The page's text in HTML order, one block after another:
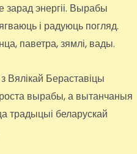
энергіі. Вырабы
і радуюць погляд.
паветра, зямлі, вады.
Вялікай Бераставіцы
вырабы, а вытанчаныя
традыцыі беларускай